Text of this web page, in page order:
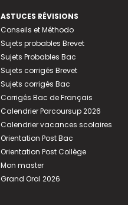
ASTUCES RÉVISIONS
Conseils et Méthodo
Sujets probables Brevet
Sujets Probables Bac
Sujets corrigés Brevet
Sujets corrigés Bac
Corrigés Bac de Français
Calendrier Parcoursup 2026
Calendrier vacances scolaires
Orientation Post Bac
Orientation Post Collège
Mon master
Grand Oral 2026